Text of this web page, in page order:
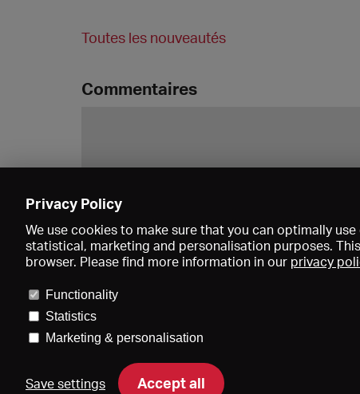
Toutes les nouveautés
Commentaires
Privacy Policy
We use cookies to make sure that you can optimally
statistical, marketing and personalisation purposes.
browser. Please find more information in our privacy
Functionality
Statistics
Marketing & personalisation
Save settings Accept all